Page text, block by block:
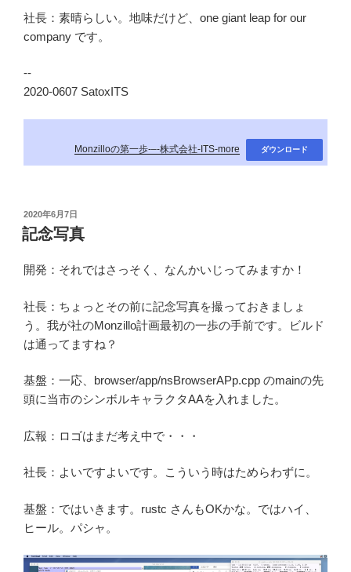
社長：素晴らしい。地味だけど、one giant leap for our
company です。
--
2020-0607 SatoxITS
Monzilloの第一歩-–-株式会社-ITS-more ダウンロード
投
稿
日:
2020年6月7日
記念写真
開発：それではさっそく、なんかいじってみますか！
社長：ちょっとその前に記念写真を撮っておきましょ
う。我が社のMonzillo計画最初の一歩の手前です。ビルド
は通ってますね？
基盤：一応、browser/app/nsBrowserAPp.cpp のmainの先
頭に当市のシンボルキャラクタAAを入れました。
広報：ロゴはまだ考え中で・・・
社長：よいですよいです。こういう時はためらわずに。
基盤：ではいきます。rustc さんもOKかな。ではハイ、
ヒール。パシャ。